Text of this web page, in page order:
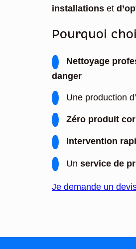
installations et
Pourquoi
Nettoyage
danger
Une production
Zéro produit
Intervention
Un service de
Je demande un